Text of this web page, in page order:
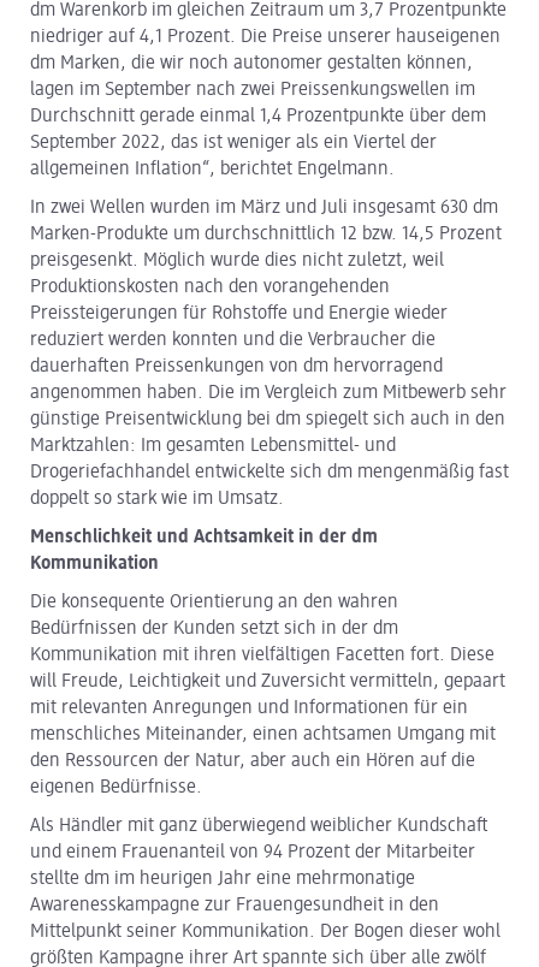
dm Warenkorb im gleichen Zeitraum um 3,7 Prozentpunkte
niedriger auf 4,1 Prozent. Die Preise unserer hauseigenen
dm Marken, die wir noch autonomer gestalten können,
lagen im September nach zwei Preissenkungswellen im
Durchschnitt gerade einmal 1,4 Prozentpunkte über dem
September 2022, das ist weniger als ein Viertel der
allgemeinen Inflation“, berichtet Engelmann.
In zwei Wellen wurden im März und Juli insgesamt 630 dm
Marken-Produkte um durchschnittlich 12 bzw. 14,5 Prozent
preisgesenkt. Möglich wurde dies nicht zuletzt, weil
Produktionskosten nach den vorangehenden
Preissteigerungen für Rohstoffe und Energie wieder
reduziert werden konnten und die Verbraucher die
dauerhaften Preissenkungen von dm hervorragend
angenommen haben. Die im Vergleich zum Mitbewerb sehr
günstige Preisentwicklung bei dm spiegelt sich auch in den
Marktzahlen: Im gesamten Lebensmittel- und
Drogeriefachhandel entwickelte sich dm mengenmäßig fast
doppelt so stark wie im Umsatz.
Menschlichkeit und Achtsamkeit in der dm
Kommunikation
Die konsequente Orientierung an den wahren
Bedürfnissen der Kunden setzt sich in der dm
Kommunikation mit ihren vielfältigen Facetten fort. Diese
will Freude, Leichtigkeit und Zuversicht vermitteln, gepaart
mit relevanten Anregungen und Informationen für ein
menschliches Miteinander, einen achtsamen Umgang mit
den Ressourcen der Natur, aber auch ein Hören auf die
eigenen Bedürfnisse.
Als Händler mit ganz überwiegend weiblicher Kundschaft
und einem Frauenanteil von 94 Prozent der Mitarbeiter
stellte dm im heurigen Jahr eine mehrmonatige
Awarenesskampagne zur Frauengesundheit in den
Mittelpunkt seiner Kommunikation. Der Bogen dieser wohl
größten Kampagne ihrer Art spannte sich über alle zwölf